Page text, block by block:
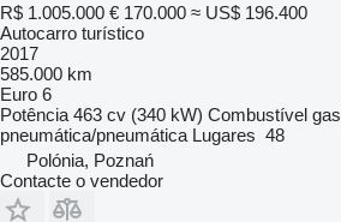
R$ 1.005.000 € 170.000 ≈ US$ 196.400
Autocarro turístico
2017
585.000 km
Euro 6
Potência 463 cv (340 kW) Combustível
pneumática/pneumática Lugares 48
Polónia, Poznań
Contacte o vendedor